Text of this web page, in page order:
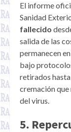
El informe
Sanidad
fallecido
salida de las
permanecen
bajo
retirados
cremación
del virus.
5.